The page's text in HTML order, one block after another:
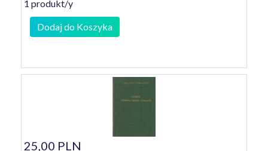
1 produkt/y
Dodaj do Koszyka
25,00 PLN